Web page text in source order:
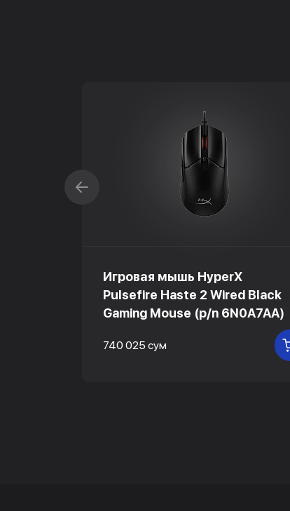
Игровая мышь HyperX
Pulsefire Haste 2 Wired Black
Gaming Mouse (p/n 6N0A7AA)
740 025 сум